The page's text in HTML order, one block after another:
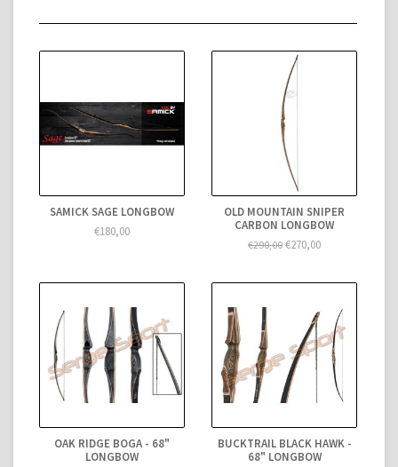
SAMICK SAGE LONGBOW
€180,00
OLD MOUNTAIN SNIPER
CARBON LONGBOW
€290,00 €270,00
OAK RIDGE BOGA - 68"
LONGBOW
BUCKTRAIL BLACK HAWK -
68" LONGBOW